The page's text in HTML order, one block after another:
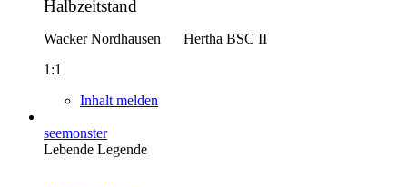
Halbzeitstand
Wacker Nordhausen
Hertha BSC II
1:1
Inhalt melden
seemonster
Lebende Legende